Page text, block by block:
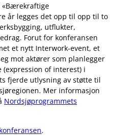
«Bærekraftige
år legges det opp til opp til to
utflukter,
Forut for konferansen
et nytt Interwork-event, et
mot aktører som planlegger
(expression of interest) i
fjerde utlysning av støtte til
Mer informasjon
Nordsjøprogrammets
.